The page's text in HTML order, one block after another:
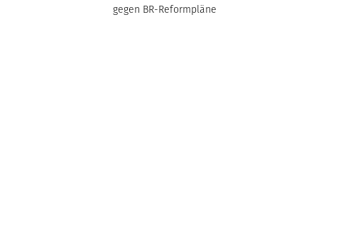
gegen BR-Reformpläne